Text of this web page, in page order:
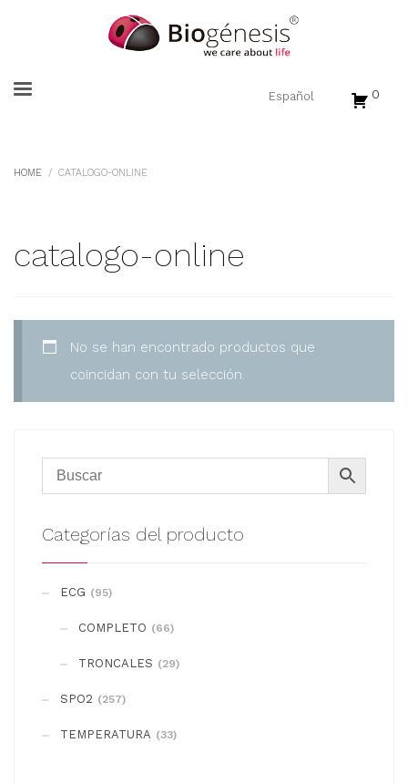
0
HOME CATALOGO-ONLINE
catalogo-online
No se han encontrado productos que
coincidan con tu selección.
Categorías del producto
ECG (95)
COMPLETO (66)
TRONCALES (29)
SPO2 (257)
TEMPERATURA (33)